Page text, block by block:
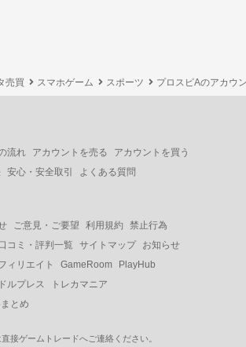
売買 スマホゲーム スポーツ プロスピAのアカウ
流れ アカウントを売る
アカウントを買う
安心・安全取引 よくある質問
ご意見・ご要望 利用規約
禁止行為
コミ・評判一覧 サイトマップ
お知らせ
ィリエイト GameRoom
PlayHub
ルプレス
トレカマニア
とめ
接ゲームトレードへご連絡ください。